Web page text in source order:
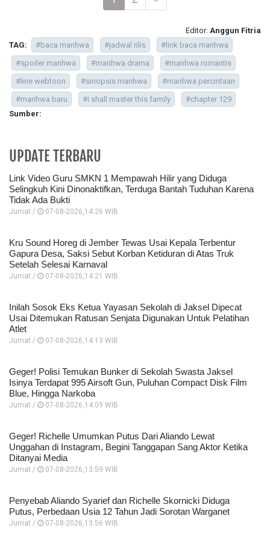
Editor: Anggun Fitria
TAG:
#baca manhwa #jadwal rilis
#link baca manhwa
#spoiler manhwa
#manhwa drama
#manhwa romantis
#line webtoon
#sinopsis manhwa
#manhwa percintaan
#manhwa baru
#i shall master this family
#chapter 129
Sumber:
UPDATE TERBARU
Link Video Guru SMKN 1 Mempawah Hilir yang Diduga
Selingkuh Kini Dinonaktifkan, Terduga Bantah Tuduhan Karena
Tidak Ada Bukti
Jumat / 07-08-2026,14:26 WIB
Kru Sound Horeg di Jember Tewas Usai Kepala Terbentur
Gapura Desa, Saksi Sebut Korban Ketiduran di Atas Truk
Setelah Selesai Karnaval
Jumat / 07-08-2026,14:21 WIB
Inilah Sosok Eks Ketua Yayasan Sekolah di Jaksel Dipecat
Usai Ditemukan Ratusan Senjata Digunakan Untuk Pelatihan
Atlet
Jumat / 07-08-2026,14:13 WIB
Geger! Polisi Temukan Bunker di Sekolah Swasta Jaksel
Isinya Terdapat 995 Airsoft Gun, Puluhan Compact Disk Film
Blue, Hingga Narkoba
Jumat / 07-08-2026,14:09 WIB
Geger! Richelle Umumkan Putus Dari Aliando Lewat
Unggahan di Instagram, Begini Tanggapan Sang Aktor Ketika
Ditanyai Media
Jumat / 07-08-2026,13:59 WIB
Penyebab Aliando Syarief dan Richelle Skornicki Diduga
Putus, Perbedaan Usia 12 Tahun Jadi Sorotan Warganet
Jumat / 07-08-2026,13:56 WIB